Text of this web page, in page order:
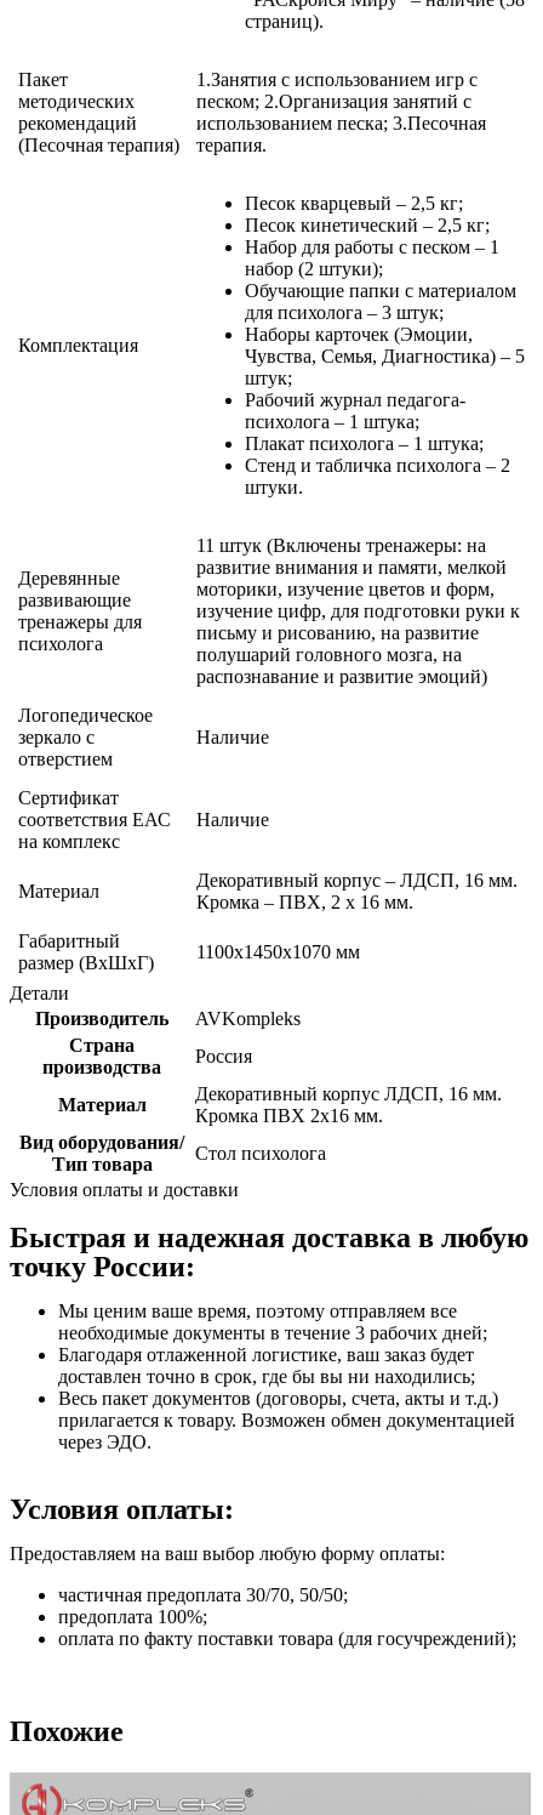
страниц).
Пакет
методических
рекомендаций
(Песочная терапия)
1.Занятия с использованием игр с
песком; 2.Организация занятий с
использованием песка; 3.Песочная
терапия.
Комплектация
Песок кварцевый – 2,5 кг;
Песок кинетический – 2,5 кг;
Набор для работы с песком – 1
набор (2 штуки);
Обучающие папки с материалом
для психолога – 3 штук;
Наборы карточек (Эмоции,
Чувства, Семья, Диагностика) – 5
штук;
Рабочий журнал педагога-
психолога – 1 штука;
Плакат психолога – 1 штука;
Стенд и табличка психолога – 2
штуки.
Деревянные
развивающие
тренажеры для
психолога
11 штук (Включены тренажеры: на
развитие внимания и памяти, мелкой
моторики, изучение цветов и форм,
изучение цифр, для подготовки руки к
письму и рисованию, на развитие
полушарий головного мозга, на
распознавание и развитие эмоций)
Логопедическое
зеркало с
отверстием
Наличие
Сертификат
соответствия ЕАС
на комплекс
Наличие
Материал
Декоративный корпус – ЛДСП, 16 мм.
Кромка – ПВХ, 2 х 16 мм.
Габаритный
размер (ВхШхГ)
1100х1450х1070 мм
Детали
Производитель
AVKompleks
Страна
производства
Россия
Материал
Декоративный корпус ЛДСП, 16 мм.
Кромка ПВХ 2х16 мм.
Вид оборудования/
Тип товара
Стол психолога
Условия оплаты и доставки
Быстрая и надежная доставка в любую
точку России:
Мы ценим ваше время, поэтому отправляем все
необходимые документы в течение 3 рабочих дней;
Благодаря отлаженной логистике, ваш заказ будет
доставлен точно в срок, где бы вы ни находились;
Весь пакет документов (договоры, счета, акты и т.д.)
прилагается к товару. Возможен обмен документацией
через ЭДО.
Условия оплаты:
Предоставляем на ваш выбор любую форму оплаты:
частичная предоплата 30/70, 50/50;
предоплата 100%;
оплата по факту поставки товара (для госучреждений);
Похожие